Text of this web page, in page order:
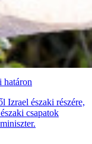
határon
Izrael északi részére,
csapatok